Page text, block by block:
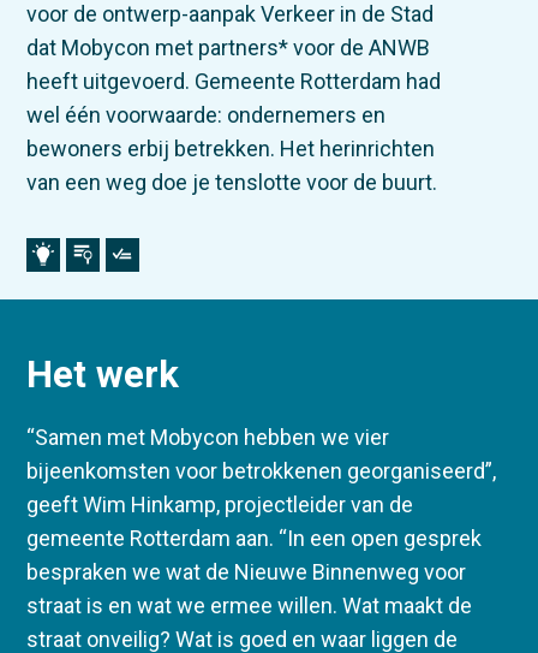
voor de ontwerp-aanpak Verkeer in de Stad
dat Mobycon met partners* voor de ANWB
heeft uitgevoerd. Gemeente Rotterdam had
wel één voorwaarde: ondernemers en
bewoners erbij betrekken. Het herinrichten
van een weg doe je tenslotte voor de buurt.
Het werk
“Samen met Mobycon hebben we vier
bijeenkomsten voor betrokkenen georganiseerd”,
geeft Wim Hinkamp, projectleider van de
gemeente Rotterdam aan. “In een open gesprek
bespraken we wat de Nieuwe Binnenweg voor
straat is en wat we ermee willen. Wat maakt de
straat onveilig? Wat is goed en waar liggen de